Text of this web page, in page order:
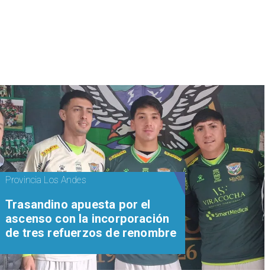
Provincia Los Andes
Trasandino apuesta por el
ascenso con la incorporación
de tres refuerzos de renombre